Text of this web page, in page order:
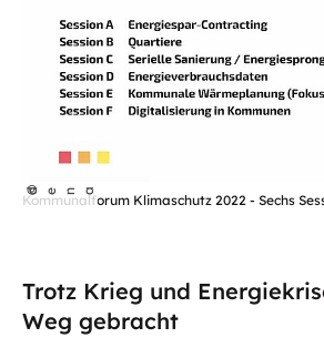
öffnet
vergrößerten
Darstellung
© dena
Kommunalforum Klimaschutz 2022 - Sechs
Trotz Krieg und
Weg gebracht